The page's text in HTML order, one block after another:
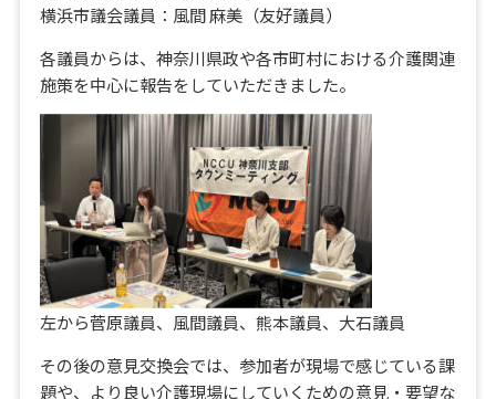
横浜市議会議員：風間 麻美（友好議員）
各議員からは、神奈川県政や各市町村における介護関連
施策を中心に報告をしていただきました。
左から菅原議員、風間議員、熊本議員、大石議員
その後の意見交換会では、参加者が現場で感じている課
題や、より良い介護現場にしていくための意見・要望な